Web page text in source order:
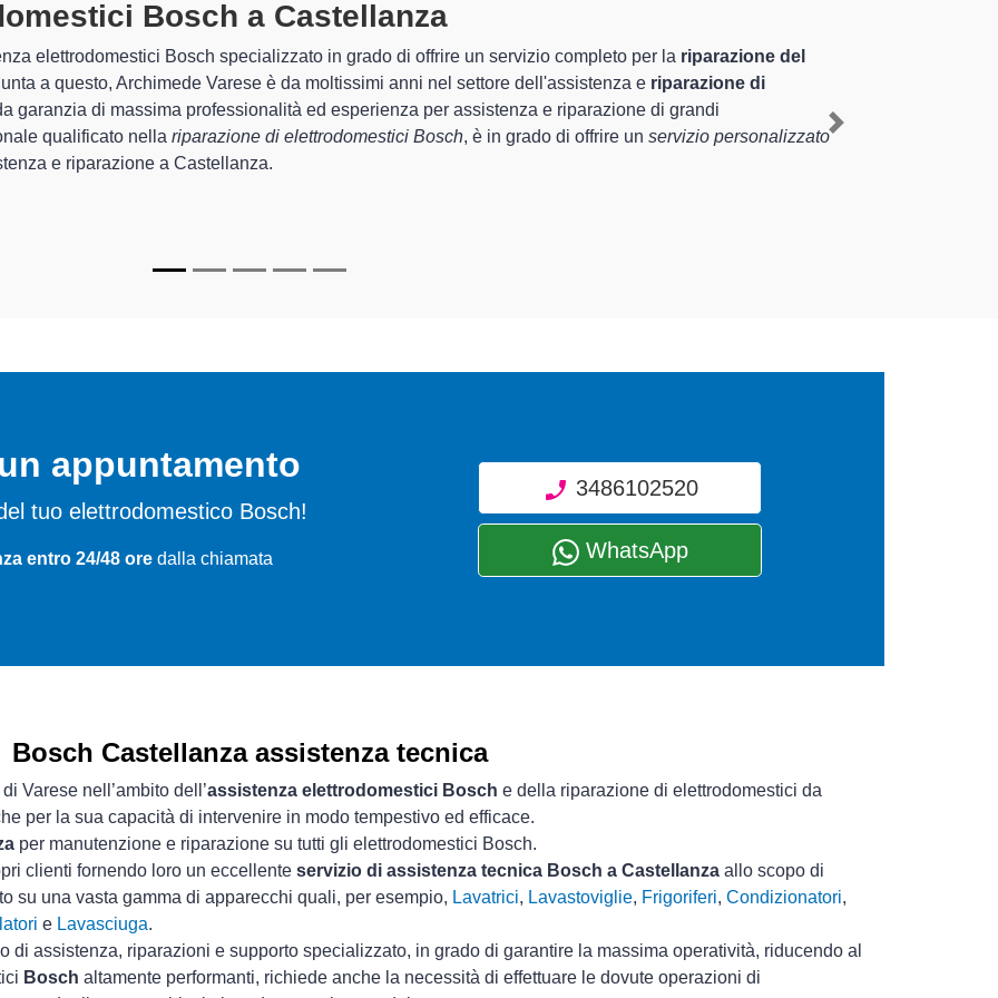
Bosch A Castellanzaspecializzati altamente
sono in grado di garantire al cliente esperienza pluriennale nel territorio di Castellanza e provincia
e lariparazione del tuo elettrodomestico Bosch a Castellanza, mediante il ripristino rapido del
di Archimede Varese sono in grado di fornire interventi di diverse tipologie sugli elettrodomestici da
Next
appuntamento
tuo elettrodomestico Bosch!
entro 24/48 ore dalla chiamata
3486102520
WhatsApp
Bosch Castellanza assistenza tecnica
Varese nell’ambito dell’assistenza elettrodomestici Bosch e della riparazione di elettrodomestici da
per la sua capacità di intervenire in modo tempestivo ed efficace.
per manutenzione e riparazione su tutti gli elettrodomestici Bosch.
clienti fornendo loro un eccellente servizio di assistenza tecnica Bosch a Castellanza allo scopo di
su una vasta gamma di apparecchi quali, per esempio, Lavatrici, Lavastoviglie, Frigoriferi, Condizionatori,
e Lavasciuga.
di assistenza, riparazioni e supporto specializzato, in grado di garantire la massima operatività, riducendo al
Bosch altamente performanti, richiede anche la necessità di effettuare le dovute operazioni di